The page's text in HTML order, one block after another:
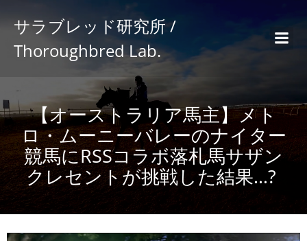
サラブレッド研究所 /
Thoroughbred Lab.
【オーストラリア馬主】メト
ロ・ムーニーバレーのナイター
競馬にRSSコラボ落札馬サザン
クレセントが挑戦した結果…?